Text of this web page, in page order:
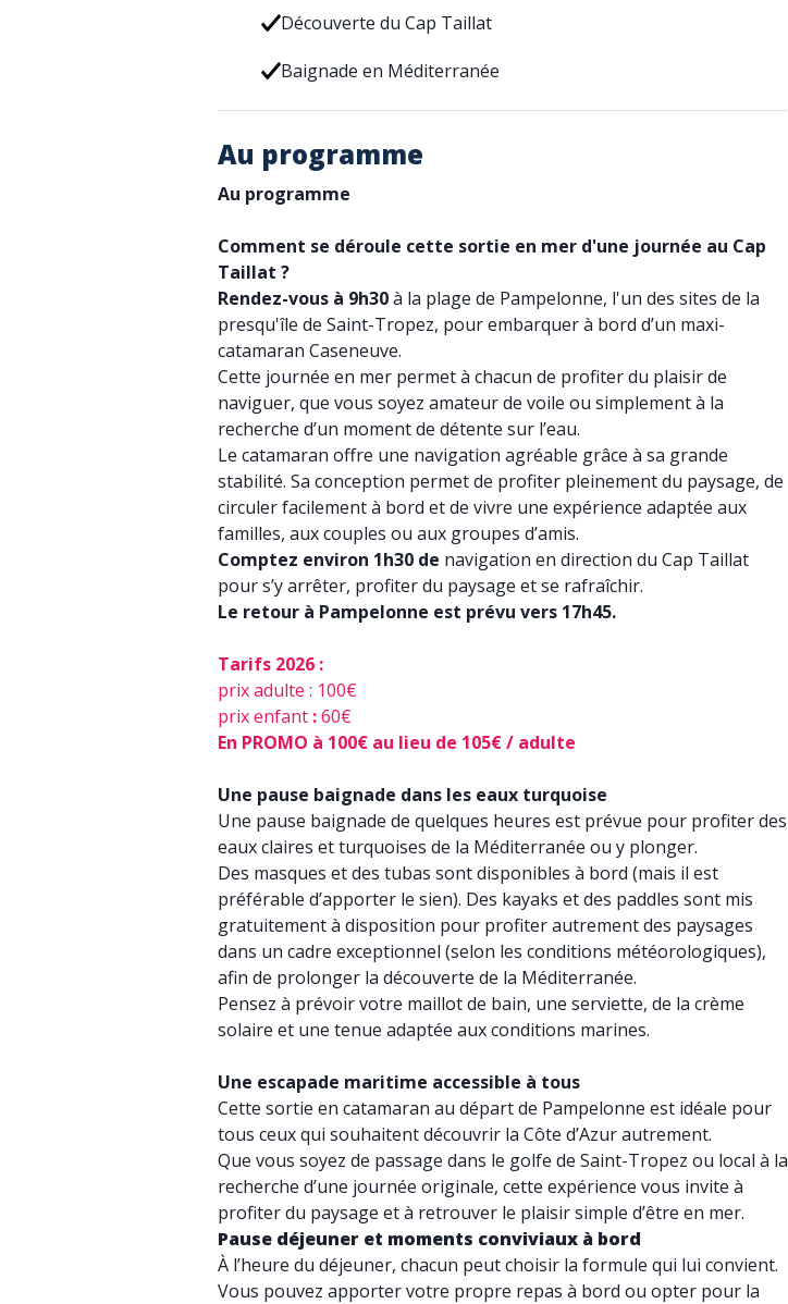
Découverte du Cap Taillat
Baignade en Méditerranée
Au programme
Au programme
Comment se déroule cette sortie en mer d'une journée au Cap
Taillat ?
Rendez-vous à 9h30à la plage de Pampelonne, l'un des sites de la
presqu'île de Saint-Tropez, pour embarquer à bord d’un maxi-
catamaran Caseneuve.
Cette journée en mer permet à chacun de profiter du plaisir de
naviguer, que vous soyez amateur de voile ou simplement à la
recherche d’un moment de détente sur l’eau.
Le catamaran offre une navigation agréable grâce à sa grande
stabilité. Sa conception permet de profiter pleinement du paysage, de
circuler facilement à bord et de vivre une expérience adaptée aux
familles, aux couples ou aux groupes d’amis.
Comptez environ 1h30 de navigation en direction du Cap Taillat
pour s’y arrêter, profiter du paysage et se rafraîchir.
Le retour à Pampelonne est prévu vers 17h45.
Tarifs 2026 :
prix adulte : 100€
prix enfant :60€
En PROMO à 100€ au lieu de 105€ / adulte
Une pause baignade dans les eaux turquoise
Une pause baignade de quelques heures est prévue pour profiter des
eaux claires et turquoises de la Méditerranée ou y plonger.
Des masques et des tubas sont disponibles à bord (mais il est
préférable d’apporter le sien). Des kayaks et des paddles sont mis
gratuitement à disposition pour profiter autrement des paysages
dans un cadre exceptionnel (selon les conditions météorologiques),
afin de prolonger la découverte de la Méditerranée.
Pensez à prévoir votre maillot de bain, une serviette, de la crème
solaire et une tenue adaptée aux conditions marines.
Une escapade maritime accessible à tous
Cette sortie en catamaran au départ de Pampelonne est idéale pour
tous ceux qui souhaitent découvrir la Côte d’Azur autrement.
Que vous soyez de passage dans le golfe de Saint-Tropez ou local à la
recherche d’une journée originale, cette expérience vous invite à
profiter du paysage et à retrouver le plaisir simple d’être en mer.
Pause déjeuner et moments conviviaux à bord
À l’heure du déjeuner, chacun peut choisir la formule qui lui convient.
Vous pouvez apporter votre propre repas à bord ou opter pour la